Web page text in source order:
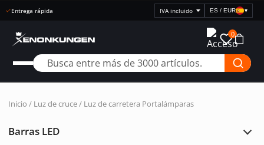
Entrega rápida
Seleccionar
visualización
precios
ES / EUR ▾
0
Inicio / Luz de cruce / Luz de carretera Portalámparas
Barras LED